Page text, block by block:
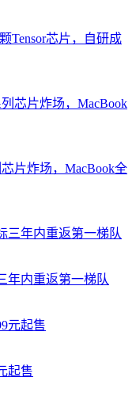
Tensor芯片，自研成
片炸场，MacBook全
年内重返第一梯队
起售